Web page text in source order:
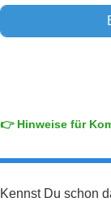
👉 Hinweise für
Kennst Du schon